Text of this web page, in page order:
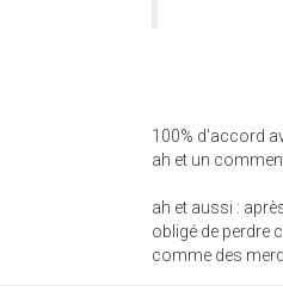
100% d'accord
ah et un
ah et aussi :
obligé de perdre
comme des